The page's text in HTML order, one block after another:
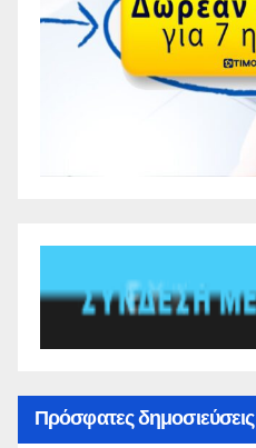
Πρόσφατες δημοσιεύσεις